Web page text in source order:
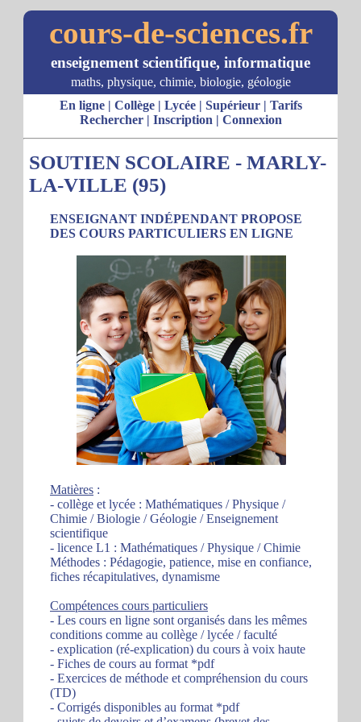
cours-de-sciences.fr
enseignement scientifique, informatique
maths, physique, chimie, biologie, géologie
En ligne| Collège| Lycée| Supérieur| Tarifs
Rechercher| Inscription | Connexion
SOUTIEN SCOLAIRE - MARLY-
LA-VILLE (95)
ENSEIGNANT INDÉPENDANT PROPOSE
DES COURS PARTICULIERS EN LIGNE
Matières :
- collège et lycée : Mathématiques / Physique /
Chimie / Biologie / Géologie / Enseignement
scientifique
- licence L1 : Mathématiques / Physique / Chimie
Méthodes : Pédagogie, patience, mise en confiance,
fiches récapitulatives, dynamisme
Compétences cours particuliers
- Les cours en ligne sont organisés dans les mêmes
conditions comme au collège / lycée / faculté
- explication (ré-explication) du cours à voix haute
- Fiches de cours au format *pdf
- Exercices de méthode et compréhension du cours
(TD)
- Corrigés disponibles au format *pdf